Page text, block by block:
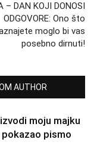
– DAN KOJI DONOSI
ODGOVORE: Ono što
moglo bi vas
posebno dirnuti!
AUTHOR
moju majku
pokazao pismo